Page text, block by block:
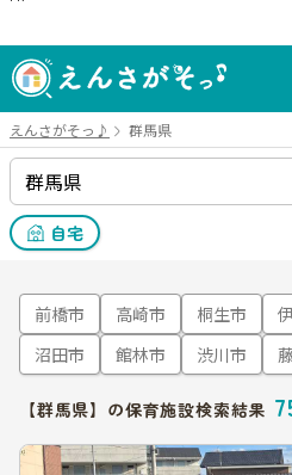
えんさがそっ♪ 群馬県
自宅
前橋市 高崎市 桐生市
沼田市
館林市 渋川市
【群馬県】の保育施設検索結果